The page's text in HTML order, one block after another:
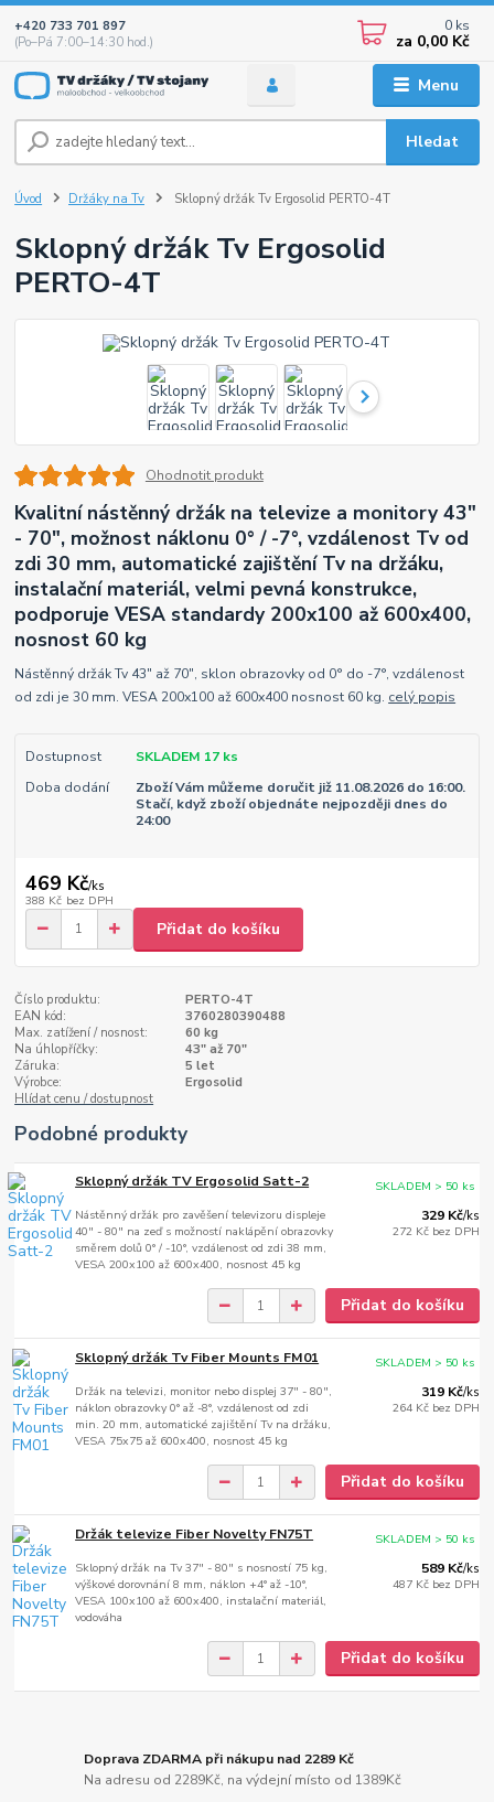
Menu
Hledat
+420 733 701 897
(Po–Pá 7:00–14:30 hod.)
0 ks
za 0,00 Kč
Úvod Držáky na Tv Sklopný držák Tv Ergosolid PERTO-4T
Sklopný držák Tv Ergosolid
PERTO-4T
Ohodnotit produkt
Kvalitní nástěnný držák na televize a monitory 43"
- 70", možnost náklonu 0° / -7°, vzdálenost Tv od
zdi 30 mm, automatické zajištění Tv na držáku,
instalační materiál, velmi pevná konstrukce,
podporuje VESA standardy 200x100 až 600x400,
nosnost 60 kg
Nástěnný držák Tv 43" až 70", sklon obrazovky od 0° do -7°, vzdálenost
od zdi je 30 mm. VESA 200x100 až 600x400 nosnost 60 kg. celý popis
Dostupnost
SKLADEM 17 ks
Doba dodání
Zboží Vám můžeme doručit již 11.08.2026 do 16:00.
Stačí, když zboží objednáte nejpozději dnes do
24:00
469 Kč/ks
388 Kč bez DPH
Přidat do košíku
Číslo produktu:
PERTO-4T
EAN kód:
3760280390488
Max. zatížení / nosnost:
60 kg
Na úhlopříčky:
43" až 70"
Záruka:
5 let
Výrobce:
Ergosolid
Hlídat cenu / dostupnost
Podobné produkty
Sklopný držák TV Ergosolid Satt-2
Nástěnný držák pro zavěšení televizoru displeje
40" - 80" na zeď s možností naklápění obrazovky
směrem dolů 0° / -10°, vzdálenost od zdi 38 mm,
VESA 200x100 až 600x400, nosnost 45 kg
329 Kč/ks
272 Kč bez DPH
SKLADEM > 50 ks
Přidat do košíku
Sklopný držák Tv Fiber Mounts FM01
Držák na televizi, monitor nebo displej 37" - 80",
náklon obrazovky 0° až -8°, vzdálenost od zdi
min. 20 mm, automatické zajištění Tv na držáku,
VESA 75x75 až 600x400, nosnost 45 kg
319 Kč/ks
264 Kč bez DPH
SKLADEM > 50 ks
Přidat do košíku
Držák televize Fiber Novelty FN75T
Sklopný držák na Tv 37" - 80" s nosností 75 kg,
výškové dorovnání 8 mm, náklon +4° až -10°,
VESA 100x100 až 600x400, instalační materiál,
vodováha
589 Kč/ks
487 Kč bez DPH
SKLADEM > 50 ks
Přidat do košíku
Doprava ZDARMA při nákupu nad 2289 Kč
Na adresu od 2289Kč, na výdejní místo od 1389Kč